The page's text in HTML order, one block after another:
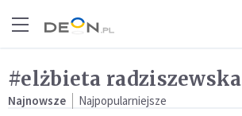
#elżbieta radziszewska
Najnowsze Najpopularniejsze